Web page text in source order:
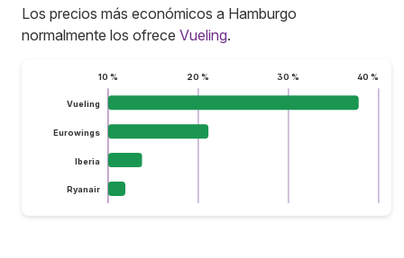
Los precios más económicos a Hamburgo
normalmente los ofrece Vueling.
10 % 20 % 30 % 40 %
Vueling
Eurowings
Iberia
Ryanair